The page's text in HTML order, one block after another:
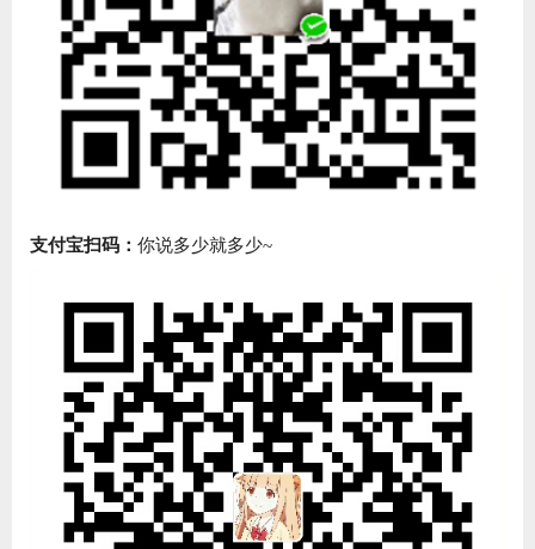
支付宝扫码： 你说多少就多少~